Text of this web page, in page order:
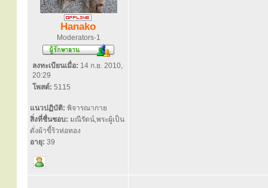
Hanako
Moderators-1
ลงทะเบียนเมื่อ: 14 ก.ย. 2010,
20:29
โพสต์: 5115
แนวปฏิบัติ: พิจารณากาย
สิ่งที่ชื่นชอบ: มณีรัตน์,พระผู้เป็น
ดั่งผ้าขี้ร้วห่อทอง
อายุ: 39